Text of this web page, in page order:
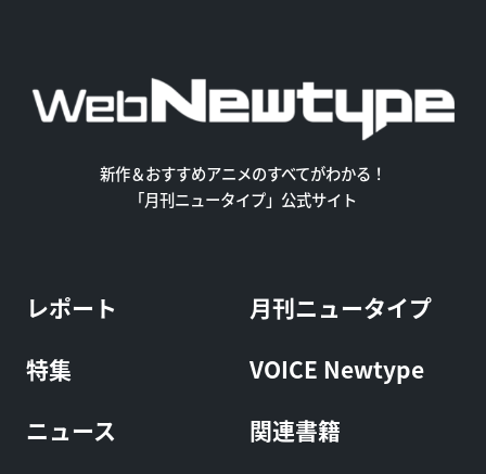
新作＆おすすめアニメのすべてがわかる！
「月刊ニュータイプ」公式サイト
レポート
特集
ニュース
月刊ニュータイプ
VOICE Newtype
関連書籍